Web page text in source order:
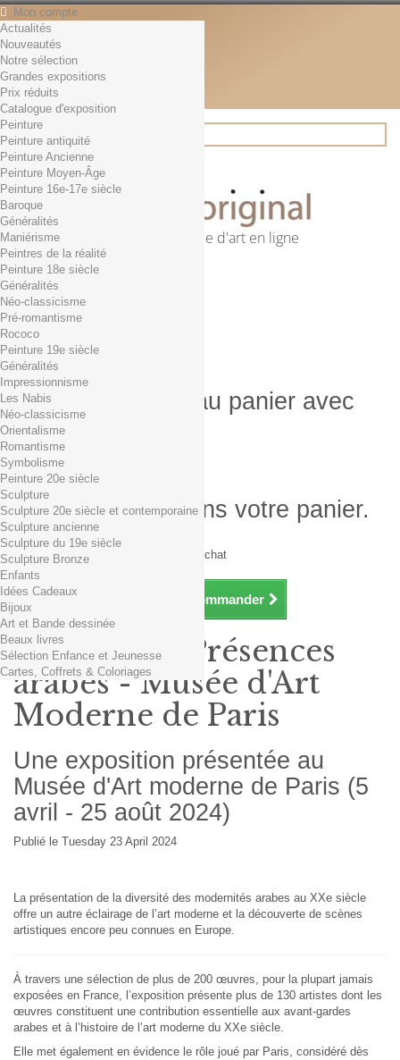
Mon compte
Contact
Français
English
Français
Actualités
Rechercher
Première librairie d'art en ligne
Panier (vide)
Aucun produit
0,01€ dès 29€ d'achat
0,00 € Total
Commander
Produit ajouté au panier avec
succès
Quantité
Total
Il y a 1 produit dans votre panier.
Total produits TTC
Frais de port TTC
0,01€ dès 29€ d'achat
Total TTC
Continuer mes achats Commander
Actualités
Nouveautés
Notre sélection
Grandes expositions
Prix réduits
Catalogue d'exposition
Peinture
Peinture antiquité
Peinture Ancienne
Peinture Moyen-Âge
Peinture 16e-17e siècle
Baroque
Généralités
Maniérisme
Peintres de la réalité
Peinture 18e siècle
Généralités
Néo-classicisme
Pré-romantisme
Rococo
Peinture 19e siècle
Généralités
Impressionnisme
Les Nabis
Néo-classicisme
Orientalisme
Romantisme
Symbolisme
Peinture 20e siècle
Sculpture
Sculpture 20e siècle et contemporaine
Sculpture ancienne
Sculpture du 19e siècle
Sculpture Bronze
Enfants
Idées Cadeaux
Bijoux
Art et Bande dessinée
Beaux livres
Sélection Enfance et Jeunesse
Cartes, Coffrets & Coloriages
Exposition Présences
arabes - Musée d'Art
Moderne de Paris
Une exposition présentée au
Musée d'Art moderne de Paris (5
avril - 25 août 2024)
Publié le Tuesday 23 April 2024
La présentation de la diversité des modernités arabes au XXe siècle
offre un autre éclairage de l’art moderne et la découverte de scènes
artistiques encore peu connues en Europe.
À travers une sélection de plus de 200 œuvres, pour la plupart jamais
exposées en France, l’exposition présente plus de 130 artistes dont les
œuvres constituent une contribution essentielle aux avant-gardes
arabes et à l’histoire de l’art moderne du XXe siècle.
Elle met également en évidence le rôle joué par Paris, considéré dès